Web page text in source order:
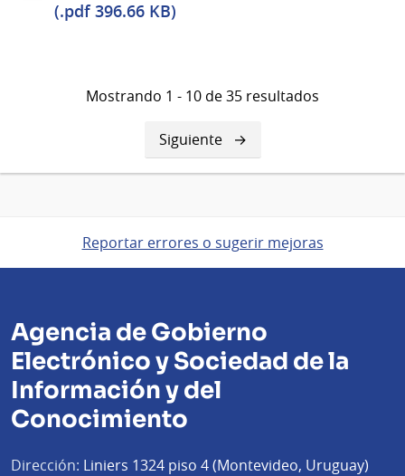
(.pdf 396.66 KB)
Mostrando 1 - 10 de 35 resultados
Siguiente
página
Siguiente
Reportar errores o sugerir mejoras
Agencia de Gobierno
Electrónico y Sociedad de la
Información y del
Conocimiento
Dirección: Liniers 1324 piso 4 (Montevideo, Uruguay)